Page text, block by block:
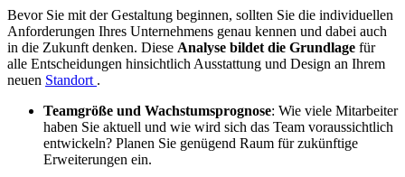
Bevor Sie mit der Gestaltung beginnen, sollten Sie die individuellen
Anforderungen Ihres Unternehmens genau kennen und dabei auch
in die Zukunft denken. Diese Analyse bildet die Grundlage für
alle Entscheidungen hinsichtlich Ausstattung und Design an Ihrem
neuen Standort .
Teamgröße und Wachstumsprognose: Wie viele Mitarbeiter
haben Sie aktuell und wie wird sich das Team voraussichtlich
entwickeln? Planen Sie genügend Raum für zukünftige
Erweiterungen ein.